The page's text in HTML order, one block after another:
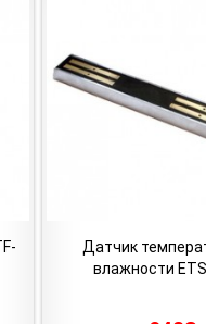
Датчик
влажности